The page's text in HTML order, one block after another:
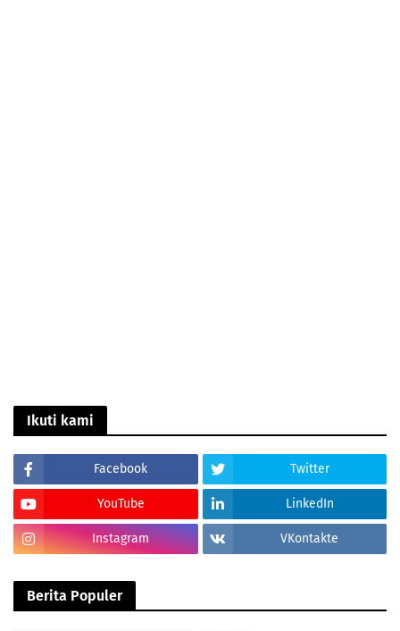
Ikuti kami
Facebook Twitter
YouTube LinkedIn
Instagram VKontakte
Berita Populer